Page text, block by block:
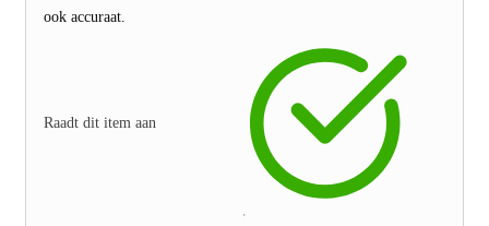
ook accuraat.
Raadt dit item aan